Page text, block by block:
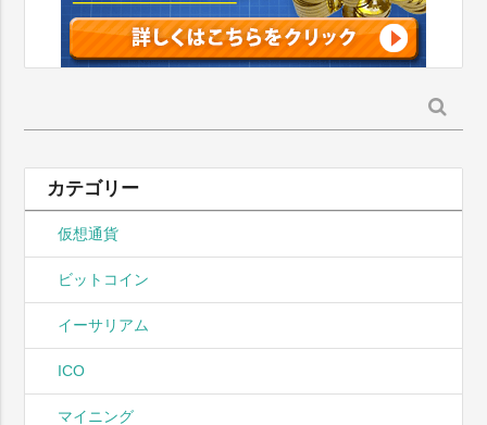
索:
カテゴリー
仮想通貨
ビットコイン
イーサリアム
ICO
マイニング